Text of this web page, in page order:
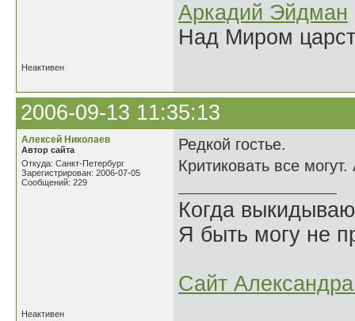
Аркадий Эйдман
Над Миром
Неактивен
2006-09-13 11:35:13
Алексей Николаев
Автор сайта
Откуда: Санкт-Петербург
Зарегистрирован: 2006-07-05
Сообщений: 229
Редкой гостье.
Критиковать все
Когда
Я быть могу не
Сайт
Неактивен